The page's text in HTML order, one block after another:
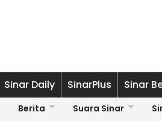
Sinar Daily SinarPlus Sinar
Berita Suara Sinar